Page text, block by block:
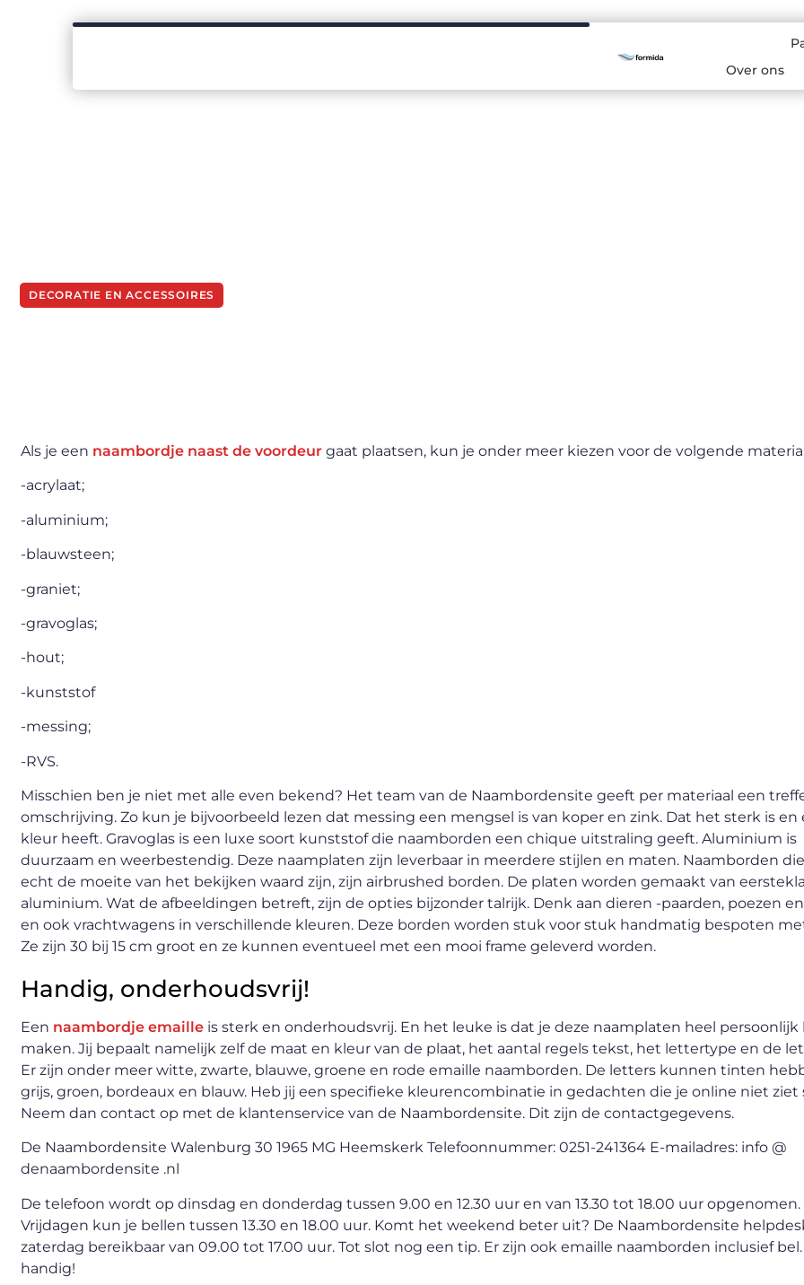
Over ons
DECORATIE EN ACCESSOIRES
Als je een naambordje naast de voordeur gaat plaatsen, kun je onder meer kiezen voor de volgende
-acrylaat;
-aluminium;
-blauwsteen;
-graniet;
-gravoglas;
-hout;
-kunststof
-messing;
-RVS.
Misschien ben je niet met alle even bekend? Het team van de Naambordensite geeft per materiaal een
omschrijving. Zo kun je bijvoorbeeld lezen dat messing een mengsel is van koper en zink. Dat het sterk is en
kleur heeft. Gravoglas is een luxe soort kunststof die naamborden een chique uitstraling geeft. Aluminium is
duurzaam en weerbestendig. Deze naamplaten zijn leverbaar in meerdere stijlen en maten. Naamborden
echt de moeite van het bekijken waard zijn, zijn airbrushed borden. De platen worden gemaakt van
aluminium. Wat de afbeeldingen betreft, zijn de opties bijzonder talrijk. Denk aan dieren -paarden, poezen
en ook vrachtwagens in verschillende kleuren. Deze borden worden stuk voor stuk handmatig bespoten
Ze zijn 30 bij 15 cm groot en ze kunnen eventueel met een mooi frame geleverd worden.
Handig, onderhoudsvrij!
Een naambordje emaille is sterk en onderhoudsvrij. En het leuke is dat je deze naamplaten heel
maken. Jij bepaalt namelijk zelf de maat en kleur van de plaat, het aantal regels tekst, het lettertype en de
Er zijn onder meer witte, zwarte, blauwe, groene en rode emaille naamborden. De letters kunnen tinten
grijs, groen, bordeaux en blauw. Heb jij een specifieke kleurencombinatie in gedachten die je online niet ziet
Neem dan contact op met de klantenservice van de Naambordensite. Dit zijn de contactgegevens.
De Naambordensite Walenburg 30 1965 MG Heemskerk Telefoonnummer: 0251-241364 E-mailadres: info @
denaambordensite .nl
De telefoon wordt op dinsdag en donderdag tussen 9.00 en 12.30 uur en van 13.30 tot 18.00 uur opgenomen.
Vrijdagen kun je bellen tussen 13.30 en 18.00 uur. Komt het weekend beter uit? De Naambordensite
zaterdag bereikbaar van 09.00 tot 17.00 uur. Tot slot nog een tip. Er zijn ook emaille naamborden inclusief
handig!